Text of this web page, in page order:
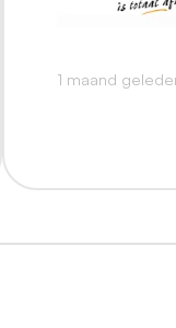
1 maand